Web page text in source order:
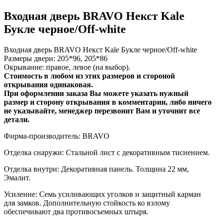
Входная дверь BRAVO Некст Kale
Букле черное/Off-white
Входная дверь BRAVO Некст Kale Букле черное/Off-white
Размеры двери: 205*96, 205*86
Окрывание: правое, левое (на выбор).
Стоимость в любом из этих размеров и стороной
открывания одинаковая.
При оформлении заказа Вы можете указать нужный
размер и сторону открывания в комментарии, либо ничего
не указывайте, менеджер перезвонит Вам и уточнит все
детали.
Фирма-производитель: BRAVO
Отделка снаружи: Стальной лист с декоративным тиснением.
Отделка внутри: Декоративная панель. Толщина 22 мм,
Эмалит.
Усиление: Семь усиливающих уголков и защитный карман
для замков. Дополнительную стойкость ко взлому
обеспечивают два противосъемных штыря.